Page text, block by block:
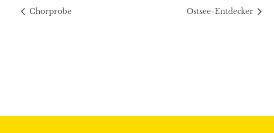
Chorprobe Ostsee-Entdecker